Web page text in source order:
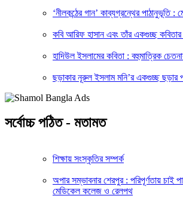
‘নীলকন্ঠের গান’ কাব্যগ্রন্থের পাঠানুভূতি
কবি আরিফ হাসান এবং তাঁর একগুচ্ছ
হাদিউল ইসলামের কবিতা : বহুমাত্রিক
ছড়াকার নূরুল ইসলাম মনি’র একগুচ্ছ ছড়ার
সর্বোচ্চ পঠিত - মতামত
শিক্ষায় সংস্কৃতির সম্পর্ক
অপার সম্ভাবনার শেরপুর : পরিপূর্ণতায় চাই
মেডিকেল কলেজ ও রেলপথ